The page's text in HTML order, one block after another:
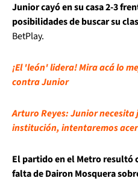
Junior cayó en su casa 2-3
posibilidades de buscar su
BetPlay.
¡El 'león' lidera! Mira acá lo
contra Junior
Arturo Reyes: Junior
institución, intentaremos
El partido en el Metro resultó
falta de Dairon Mosquera